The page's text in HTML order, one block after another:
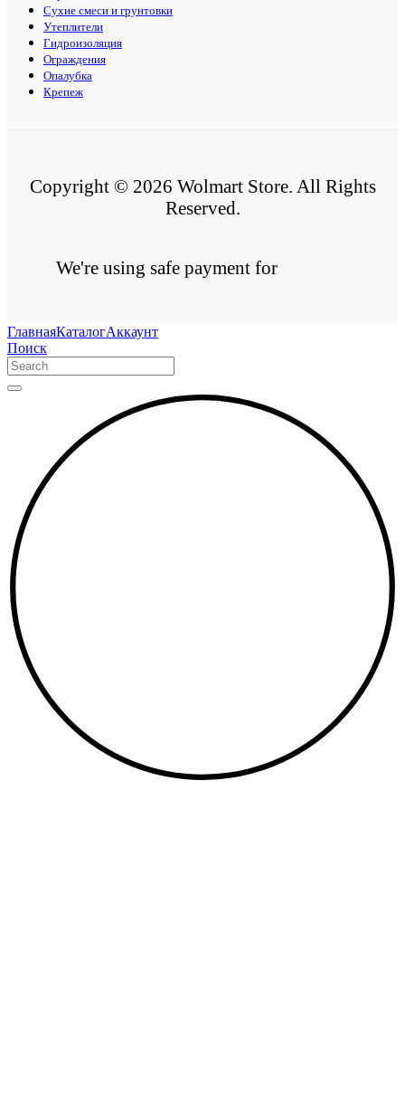
Сухие смеси и грунтовки
Утеплители
Гидроизоляция
Ограждения
Опалубка
Крепеж
Copyright © 2026 Wolmart Store. All Rights
Reserved.
We're using safe payment for
ГлавнаяКаталогАккаунт
Поиск